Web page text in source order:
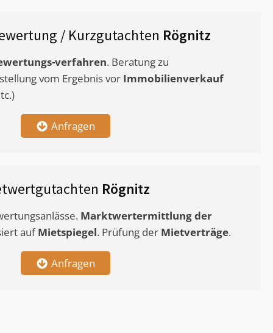
/ Kurzgutachten Rögnitz
verfahren. Beratung zu
vom Ergebnis vor Immobilienverkauf
Anfragen
Rögnitz
Marktwertermittlungder
aufMietspiegel. Prüfung der Mietverträge.
Anfragen